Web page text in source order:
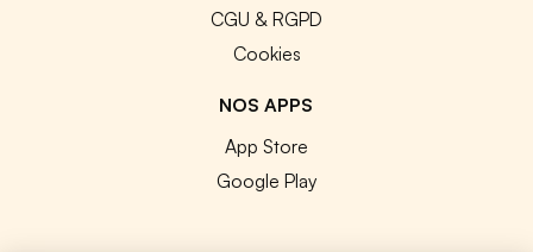
CGU & RGPD
Cookies
NOS APPS
App Store
Google Play